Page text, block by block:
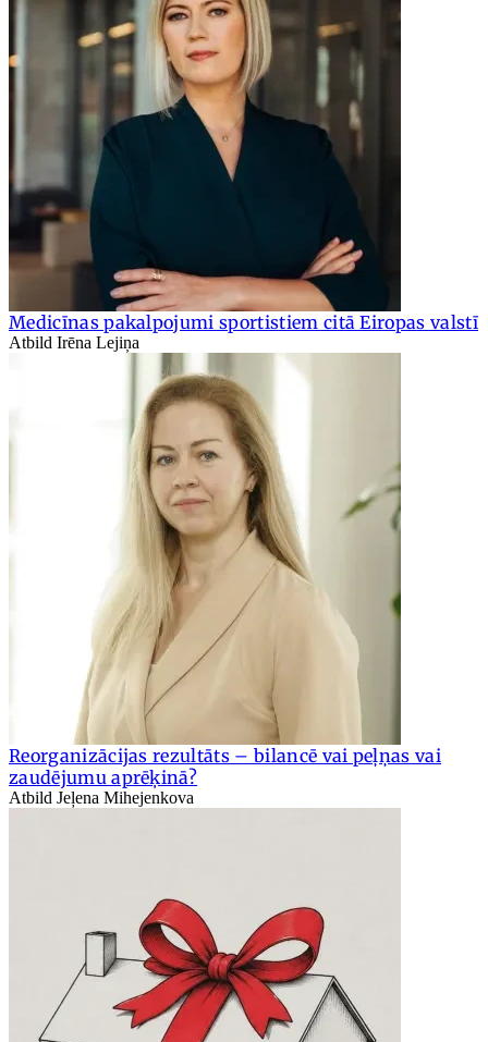
Medicīnas pakalpojumi sportistiem citā Eiropas valstī
Atbild Irēna Lejiņa
Reorganizācijas rezultāts – bilancē vai peļņas vai
zaudējumu aprēķinā?
Atbild Jeļena Mihejenkova